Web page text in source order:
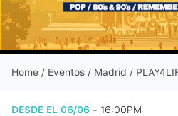
Home / Eventos / Madrid /
DESDE EL 06/06 - 16:00PM